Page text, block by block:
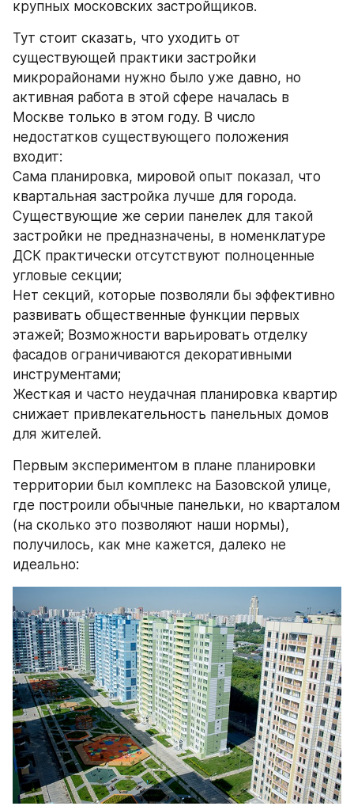
крупных московских застройщиков.
Тут стоит сказать, что уходить от
существующей практики застройки
микрорайонами нужно было уже давно, но
активная работа в этой сфере началась в
Москве только в этом году. В число
недостатков существующего положения
входит:
Сама планировка, мировой опыт показал, что
квартальная застройка лучше для города.
Существующие же серии панелек для такой
застройки не предназначены, в номенклатуре
ДСК практически отсутствуют полноценные
угловые секции;
Нет секций, которые позволяли бы эффективно
развивать общественные функции первых
этажей; Возможности варьировать отделку
фасадов ограничиваются декоративными
инструментами;
Жесткая и часто неудачная планировка квартир
снижает привлекательность панельных домов
для жителей.
Первым экспериментом в плане планировки
территории был комплекс на Базовской улице,
где построили обычные панельки, но кварталом
(на сколько это позволяют наши нормы),
получилось, как мне кажется, далеко не
идеально: